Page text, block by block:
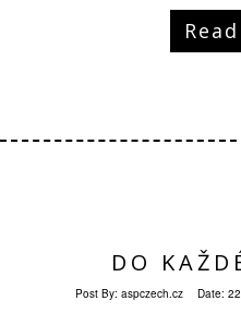
DO
Post By: aspczech.cz Date: